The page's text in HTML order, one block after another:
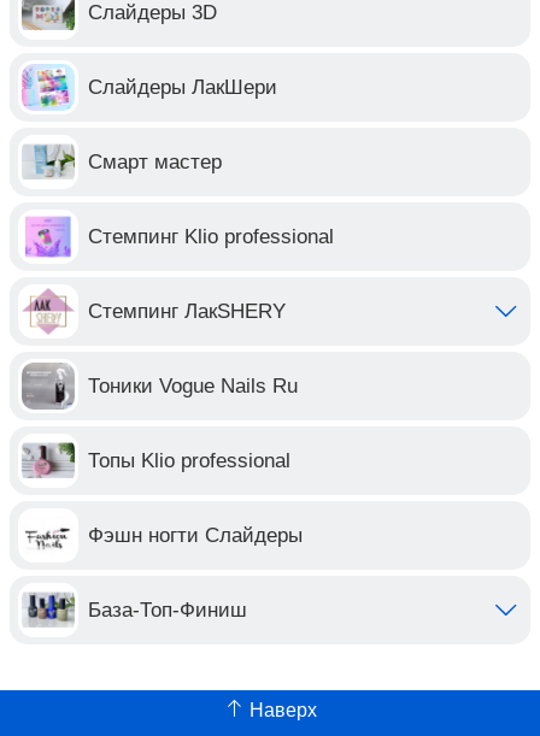
Слайдеры 3D
Слайдеры ЛакШери
Смарт мастер
Стемпинг Klio professional
Стемпинг ЛакSHERY
Тоники Vogue Nails Ru
Топы Klio professional
Фэшн ногти Слайдеры
База-Топ-Финиш
Наверх